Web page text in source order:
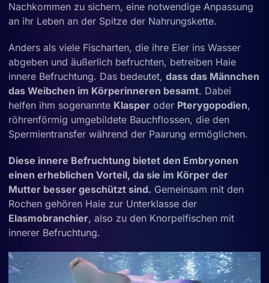
Nachkommen zu sichern, eine notwendige Anpassung
an ihr Leben an der Spitze der Nahrungskette.
Anders als viele Fischarten, die ihre Eier ins Wasser
abgeben und äußerlich befruchten, betreiben Haie
innere Befruchtung. Das bedeutet, dass das Männchen
das Weibchen im Körperinneren besamt. Dabei
helfen ihm sogenannte Klasper oder Pterygopodien,
röhrenförmig umgebildete Bauchflossen, die den
Spermientransfer während der Paarung ermöglichen.
Diese innere Befruchtung bietet den Embryonen
einen erheblichen Vorteil, da sie im Körper der
Mutter besser geschützt sind. Gemeinsam mit den
Rochen gehören Haie zur Unterklasse der
Elasmobranchier, also zu den Knorpelfischen mit
innerer Befruchtung.